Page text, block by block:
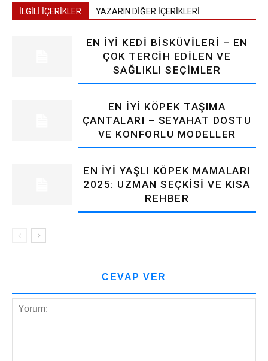
İLGİLİ İÇERİKLER YAZARIN DİĞER İÇERİKLERİ
EN İYI KEDI BISKÜVILERI – EN
ÇOK TERCIH EDILEN VE
SAĞLIKLI SEÇIMLER
EN İYI KÖPEK TAŞIMA
ÇANTALARI – SEYAHAT DOSTU
VE KONFORLU MODELLER
EN İYI YAŞLI KÖPEK MAMALARI
2025: UZMAN SEÇKISI VE KISA
REHBER
CEVAP VER